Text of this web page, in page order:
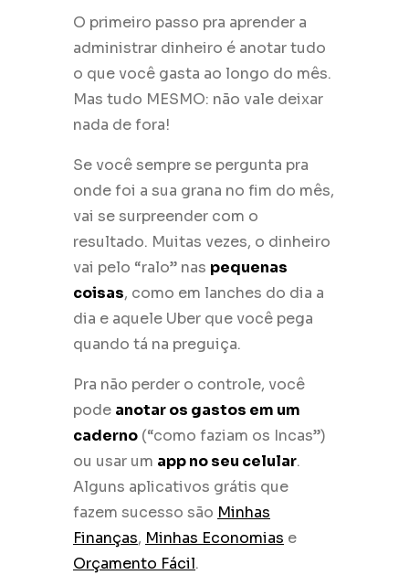
O primeiro passo pra aprender a
administrar dinheiro é anotar tudo
o que você gasta ao longo do mês.
Mas tudo MESMO: não vale deixar
nada de fora!
Se você sempre se pergunta pra
onde foi a sua grana no fim do mês,
vai se surpreender com o
resultado. Muitas vezes, o dinheiro
vai pelo “ralo” nas pequenas
coisas, como em lanches do dia a
dia e aquele Uber que você pega
quando tá na preguiça.
Pra não perder o controle, você
pode anotar os gastos em um
caderno (“como faziam os Incas”)
ou usar um app no seu celular.
Alguns aplicativos grátis que
fazem sucesso são Minhas
Finanças, Minhas Economias e
Orçamento Fácil.